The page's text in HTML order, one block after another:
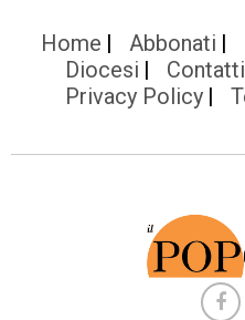
Home Abbonati
Diocesi
Contatti
Privacy Policy